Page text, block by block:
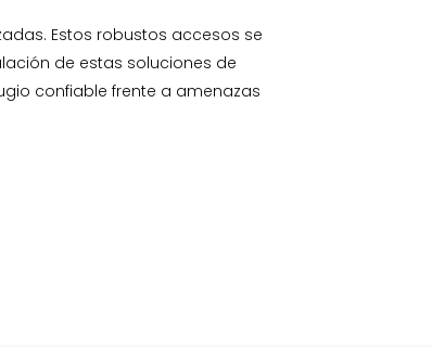
Estos robustos accesos se
de estas soluciones de
confiable frente a amenazas